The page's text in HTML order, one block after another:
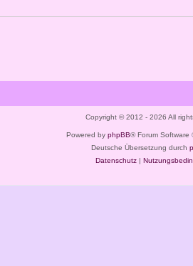
Copyright © 2012 - 2026 All
Powered by phpBB® Forum Software
Deutsche Übersetzung durch
Datenschutz|